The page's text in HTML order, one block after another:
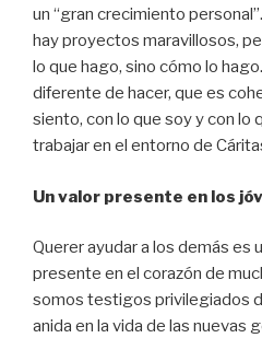
un “gran crecimiento
hay proyectos maravillosos,
lo que hago, sino cómo lo
diferente de hacer, que es
siento, con lo que soy y con lo
trabajar en el entorno de
Un valor presente en los
Querer ayudar a los demás es
presente en el corazón de
somos testigos privilegiados
anida en la vida de las nuevas